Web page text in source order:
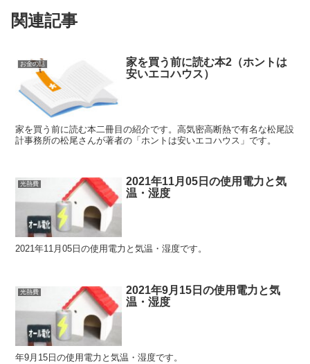
関連記事
お金の話
家を買う前に読む本2（ホントは
安いエコハウス）
家を買う前に読む本二冊目の紹介です。高気密高断熱で有名な松尾設
計事務所の松尾さんが著者の「ホントは安いエコハウス」です。
光熱費
2021年11月05日の使用電力と気
温・湿度
2021年11月05日の使用電力と気温・湿度です。
光熱費
2021年9月15日の使用電力と気
温・湿度
年9月15日の使用電力と気温・湿度です。